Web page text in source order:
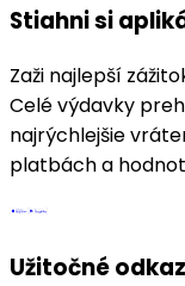
Stiahni si
Zaži najlepší
Celé výdavky
najrýchlejšie
platbách a
Užitočné